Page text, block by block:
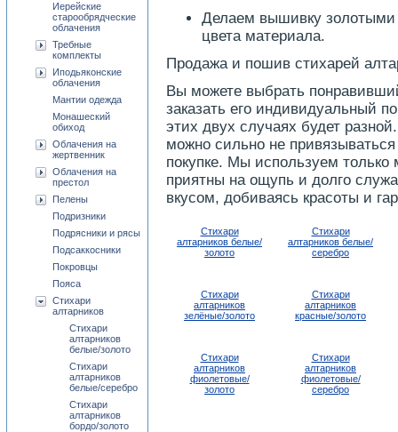
Делаем вышивку
цвета материала.
Продажа и пошив стихарей
Вы можете выбрать
заказать его индивидуальный
этих двух случаях будет
можно сильно не
покупке. Мы используем только
приятны на ощупь и долго
вкусом, добиваясь красоты и
Стихари
алтарников белые/
золото
Стихари
алтарников белые/
серебро
Стихари
алтарников
зелёные/золото
Стихари
алтарников
красные/золото
Стихари
алтарников
фиолетовые/
золото
Стихари
алтарников
фиолетовые/
серебро
Иерейские
старообрядческие
облачения
Требные
комплекты
Иподьяконские
облачения
Мантии одежда
Монашеский
обиход
Облачения на
жертвенник
Облачения на
престол
Пелены
Подризники
Подрясники и рясы
Подсаккосники
Покровцы
Пояса
Стихари
алтарников
Стихари
алтарников
белые/золото
Стихари
алтарников
белые/серебро
Стихари
алтарников
бордо/золото